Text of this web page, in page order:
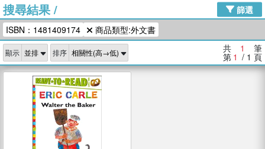
高希均教授回憶錄
、 The Odyssey 、 父親節 、 如果歷
史是一群喵
獎 臺灣漫遊錄 、 方念華 、 台灣的李
登輝時代
數學女孩：黎曼猜想 、
偉大的迷走神經
搜尋結果/
篩選
ISBN：1481409174
商品類型:外文書
顯示 排序 共 1 筆
第 1 / 1 頁